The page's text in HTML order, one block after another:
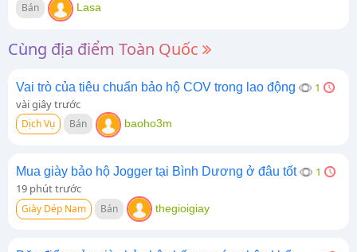
Bán Lasa
Cùng địa điểm Toàn Quốc
Vai trò của tiêu chuẩn bảo hộ COV trong lao động
1
vài giây trước
Dịch Vụ Bán baoho3m
Mua giày bảo hộ Jogger tại Bình Dương ở đâu tốt
1
19 phút trước
Giày Dép Nam Bán thegioigiay